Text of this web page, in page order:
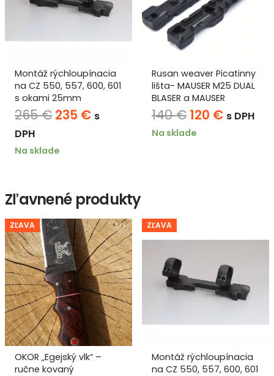
Montáž rýchloupínacia
na CZ 550, 557, 600, 601
s okami 25mm
265€ Pôvodná
bola:
235 €Aktuálna
s
DPH
Na sklade
Rusan weaver Picatinny
lišta- MAUSER M25 DUAL
BLASER a MAUSER
140€ Pôvodná
cena
120 € s DPH
Na sklade
Zľavnené produkty
ZĽAVA
OKOR „Egejský vlk“ –
ručne kovaný
ZĽAVA
Montáž rýchloupínacia
na CZ 550, 557, 600, 601